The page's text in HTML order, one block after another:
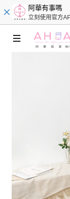
阿華有事嗎
立刻使用官方